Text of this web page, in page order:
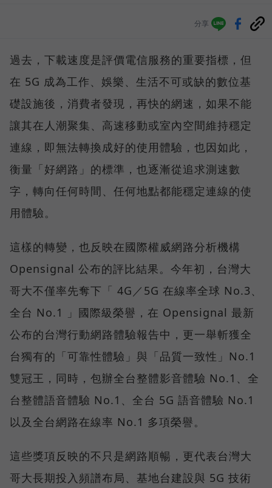
分享
過去，下載速度是評價電信服務的重要指標，但
在 5G 成為工作、娛樂、生活不可或缺的數位基
礎設施後，消費者發現，再快的網速，如果不能
讓其在人潮聚集、高速移動或室內空間維持穩定
連線，即無法轉換成好的使用體驗，也因如此，
衡量「好網路」的標準，也逐漸從追求測速數
字，轉向任何時間、任何地點都能穩定連線的使
用體驗。
這樣的轉變，也反映在國際權威網路分析機構
Opensignal 公布的評比結果。今年初，台灣大
哥大不僅率先奪下「 4G／5G 在線率全球 No.3、
全台 No.1 」國際級榮譽，在 Opensignal 最新
公布的台灣行動網路體驗報告中，更一舉斬獲全
台獨有的「可靠性體驗」與「品質一致性」No.1
雙冠王，同時，包辦全台整體影音體驗 No.1、全
台整體語音體驗 No.1、全台 5G 語音體驗 No.1
以及全台網路在線率 No.1 多項榮譽。
這些獎項反映的不只是網路順暢，更代表台灣大
哥大長期投入頻譜布局、基地台建設與 5G 技術